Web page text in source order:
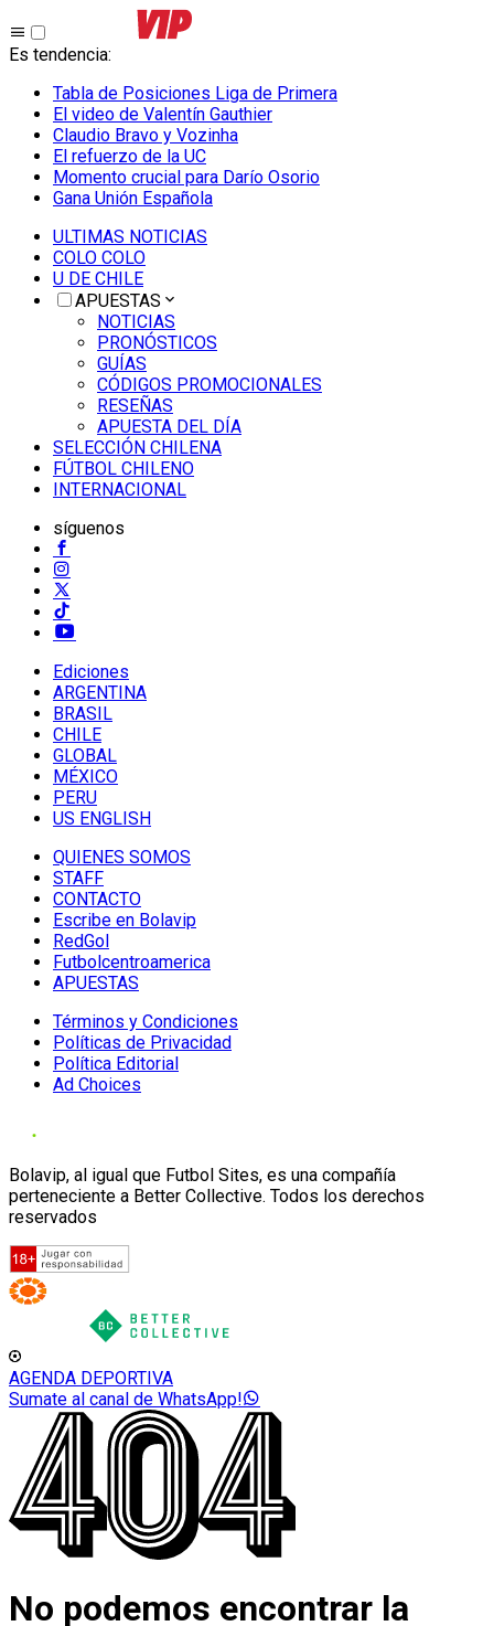
Es tendencia:
Tabla de Posiciones Liga de Primera
El video de Valentín Gauthier
Claudio Bravo y Vozinha
El refuerzo de la UC
Momento crucial para Darío Osorio
Gana Unión Española
ULTIMAS NOTICIAS
COLO COLO
U DE CHILE
APUESTAS
NOTICIAS
PRONÓSTICOS
GUÍAS
CÓDIGOS PROMOCIONALES
RESEÑAS
APUESTA DEL DÍA
SELECCIÓN CHILENA
FÚTBOL CHILENO
INTERNACIONAL
síguenos
Ediciones
ARGENTINA
BRASIL
CHILE
GLOBAL
MÉXICO
PERU
US ENGLISH
QUIENES SOMOS
STAFF
CONTACTO
Escribe en Bolavip
RedGol
Futbolcentroamerica
APUESTAS
Términos y Condiciones
Políticas de Privacidad
Política Editorial
Ad Choices
Bolavip, al igual que Futbol Sites, es una compañía
perteneciente a Better Collective. Todos los derechos
reservados
AGENDA DEPORTIVA
Sumate al canal de WhatsApp!
No podemos encontrar la